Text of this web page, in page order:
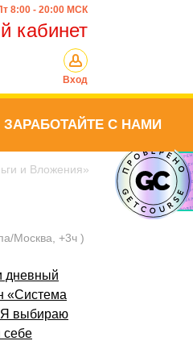
8:00 - 20:00 МСК
кабинет
Вход
ЗАРАБОТАЙТЕ С НАМИ
и Вложения»
Москва, +3ч )
дневный
«Система
Я выбираю
себе